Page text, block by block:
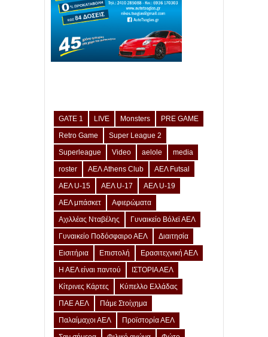
GATE 1 LIVE Monsters
PRE GAME
Retro Game
Super League 2
Superleague
Video aelole
media
roster
ΑΕΛ Athens Club
ΑΕΛ Futsal
ΑΕΛ U-15
ΑΕΛ U-17
ΑΕΛ U-19
ΑΕΛ μπάσκετ
Αφιερώματα
Αχιλλέας Νταβέλης
Γυναικείο Βόλεϊ ΑΕΛ
Γυναικείο Ποδόσφαιρο ΑΕΛ
Διαιτησία
Εισιτήρια
Επιστολή
Ερασιτεχνική ΑΕΛ
Η ΑΕΛ είναι παντού
ΙΣΤΟΡΙΑ ΑΕΛ
Κίτρινες Κάρτες
Κύπελλο Ελλάδας
ΠΑΕ ΑΕΛ
Πάμε Στοίχημα
Παλαίμαχοι ΑΕΛ
Προϊστορία ΑΕΛ